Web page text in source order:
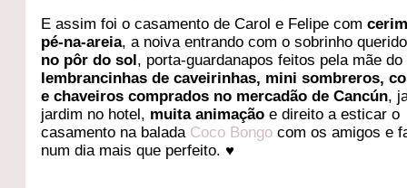
E assim foi o casamento de Carol e Felipe com
pé-na-areia, a noiva entrando com o sobrinho
no pôr do sol, porta-guardanapos feitos pela mãe
lembrancinhas de caveirinhas, mini sombreros,
e chaveiros comprados no mercadão de Cancún,
jardim no hotel, muita animação e direito a esticar o
casamento na balada Coco Bongo com os amigos e
num dia mais que perfeito. ♥